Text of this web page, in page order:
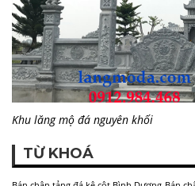
Khu lăng mộ đá nguyên khối
TỪ KHOÁ